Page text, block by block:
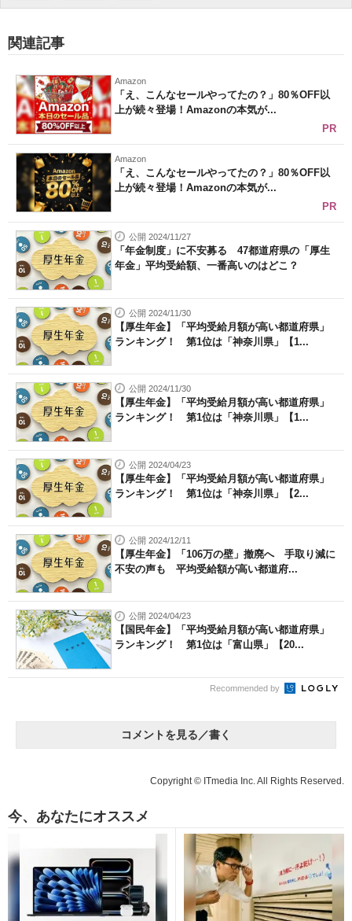
製造業のIT導入・活用を支援
モノづくり技術者専門サイト
エレクトロニクス専門サイト
電子設計の基本と応用
エネルギーの専門メディア
建設×テクノロジーの最前線
ちょっと気になるネットの話題
関連記事
Amazon
「え、こんなセールやってたの？」80％OFF以
上が続々登場！Amazonの本気が...
PR
Amazon
「え、こんなセールやってたの？」80％OFF以
上が続々登場！Amazonの本気が...
PR
公開 2024/11/27
「年金制度」に不安募る 47都道府県の「厚生
年金」平均受給額、一番高いのはどこ？
公開 2024/11/30
【厚生年金】「平均受給月額が高い都道府県」
ランキング！ 第1位は「神奈川県」【1...
公開 2024/11/30
【厚生年金】「平均受給月額が高い都道府県」
ランキング！ 第1位は「神奈川県」【1...
公開 2024/04/23
【厚生年金】「平均受給月額が高い都道府県」
ランキング！ 第1位は「神奈川県」【2...
公開 2024/12/11
【厚生年金】「106万の壁」撤廃へ 手取り減に
不安の声も 平均受給額が高い都道府...
公開 2024/04/23
【国民年金】「平均受給月額が高い都道府県」
ランキング！ 第1位は「富山県」【20...
Recommended by
コメントを見る／書く
Copyright © ITmedia Inc. All Rights Reserved.
今、あなたにオススメ